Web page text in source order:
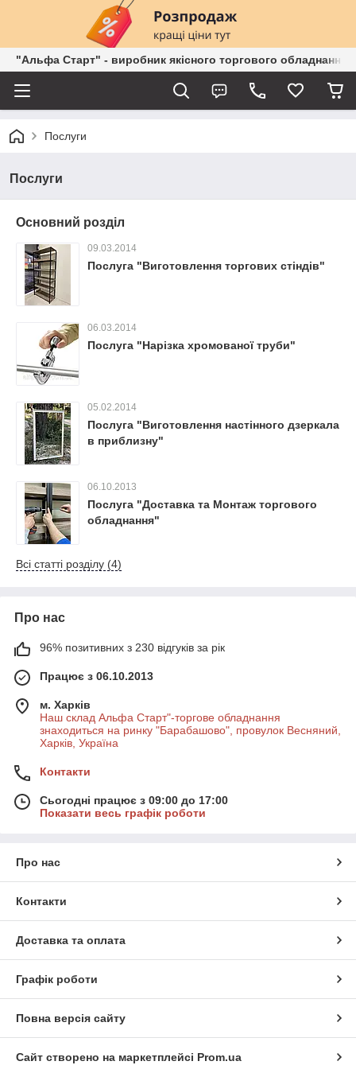
"Альфа Старт" - виробник якісного торгового обладнання
Послуги
Послуги
Основний розділ
09.03.2014
Послуга "Виготовлення торгових стіндів"
06.03.2014
Послуга "Нарізка хромованої труби"
05.02.2014
Послуга "Виготовлення настінного дзеркала
в приблизну"
06.10.2013
Послуга "Доставка та Монтаж торгового
обладнання"
Всі статті розділу (4)
Про нас
96% позитивних з 230 відгуків за рік
Працює з 06.10.2013
м. Харків
Наш склад Альфа Старт"-торгове обладнання
знаходиться на ринку "Барабашово", провулок Весняний,
Харків, Україна
Контакти
Сьогодні працює з 09:00 до 17:00
Показати весь графік роботи
Про нас
Контакти
Доставка та оплата
Графік роботи
Повна версія сайту
Сайт створено на маркетплейсі Prom.ua